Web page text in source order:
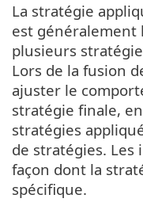
La stratégie
est généralement
plusieurs
Lors de la fusion
ajuster le
stratégie finale,
stratégies
de stratégies. Les
façon dont la
spécifique.